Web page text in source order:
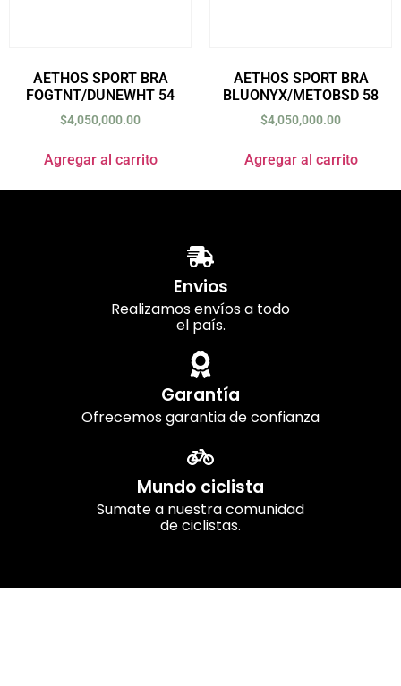
AETHOS SPORT BRA
FOGTNT/DUNEWHT 54
$4,050,000.00
Agregar al carrito
AETHOS SPORT BRA
BLUONYX/METOBSD 58
$4,050,000.00
Agregar al carrito
Envios
Realizamos envíos a todo
el país.
Garantía
Ofrecemos garantia de confianza
Mundo ciclista
Sumate a nuestra comunidad
de ciclistas.